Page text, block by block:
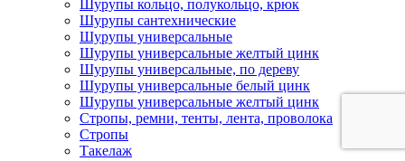
Шурупы кольцо, полукольцо, крюк
Шурупы сантехнические
Шурупы универсальные
Шурупы универсальные желтый цинк
Шурупы универсальные, по дереву
Шурупы универсальные белый цинк
Шурупы универсальные желтый цинк
Стропы, ремни, тенты, лента, проволока
Стропы
Такелаж